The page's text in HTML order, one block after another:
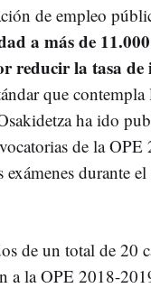
de empleo
a más de
reducir la tasa
que
ha ido
de la
durante
de un total de 20
a la OPE 2018-